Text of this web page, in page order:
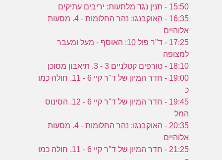
15:50 - תנין נגד מלתעות: יריבים עתיקים
16:35 - האוקבנגו: נהר החלומות - 4. מסעות
אלוהיים
17:25 - ד''ר פול 10: האוסף - מעל ומעבר
למצופה
18:10 - טורפים קטלניים 3 - 3. תיאבון מסוכן
19:00 - חדר המיון של ד''ר קיי 6 - 11. חולה כמו
כ
19:45 - חדר המיון של ד''ר קיי 6 - 12. הסינוס
המל
20:35 - האוקבנגו: נהר החלומות - 4. מסעות
אלוהיים
21:25 - חדר המיון של ד''ר קיי 6 - 11. חולה כמו